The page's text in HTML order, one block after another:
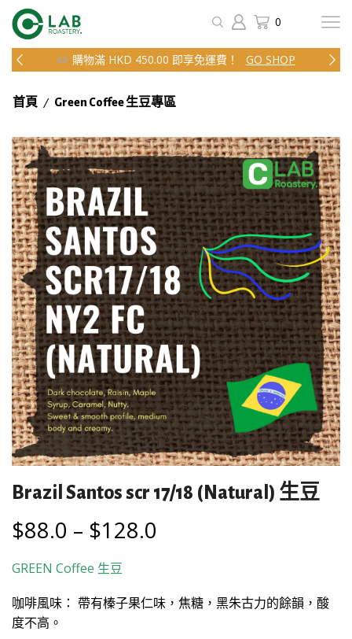
0
購物滿 HKD 450.00 即享免運費！ GO SHOP
首頁 / Green Coffee 生豆專區
Brazil Santos scr 17/18 (Natural) 生豆
$88.0 – $128.0
GREEN Coffee 生豆
咖啡風味： 帶有榛子果仁味，焦糖，黑朱古力的餘韻，酸
度不高。